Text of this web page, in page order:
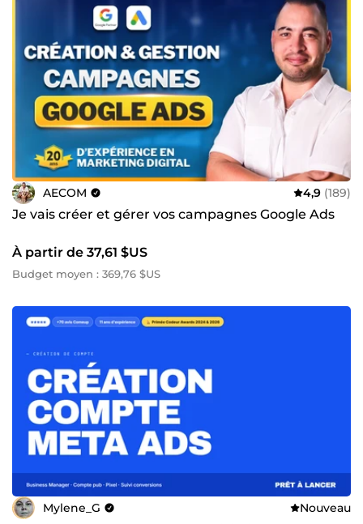
AECOM 4,9 (189)
Je vais créer et gérer vos campagnes Google Ads
À partir de 37,61 $US
Budget moyen : 369,76 $US
Mylene_G Nouveau